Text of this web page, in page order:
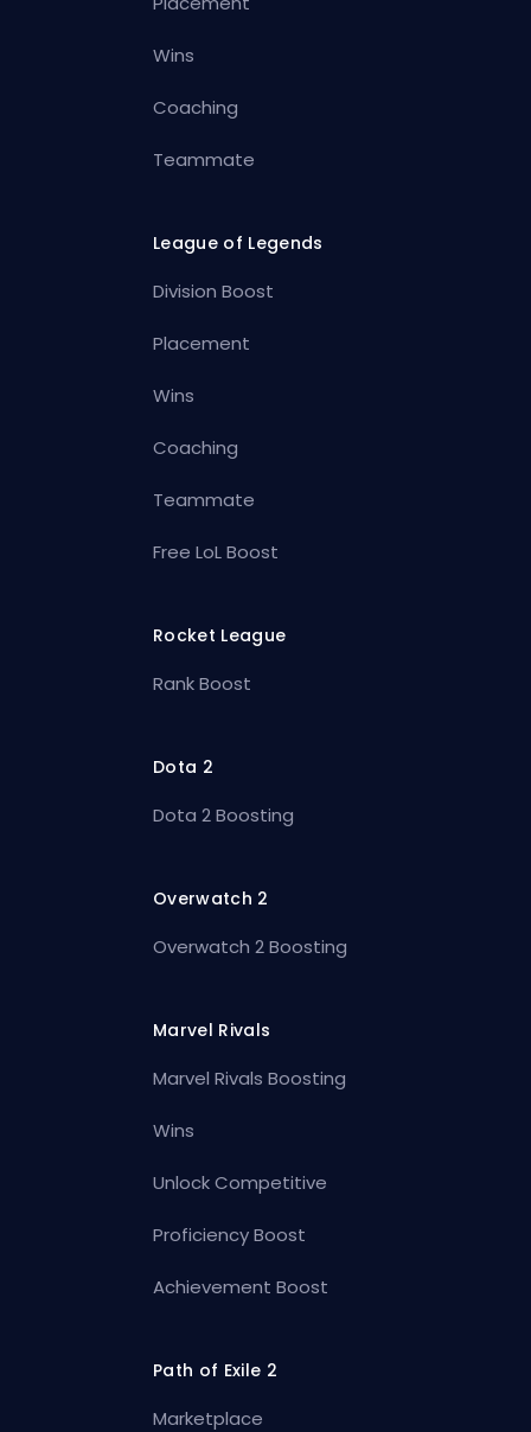
Wins
Coaching
Teammate
League of Legends
Division Boost
Placement
Wins
Coaching
Teammate
Free LoL Boost
Rocket League
Rank Boost
Dota 2
Dota 2 Boosting
Overwatch 2
Overwatch 2 Boosting
Marvel Rivals
Marvel Rivals Boosting
Wins
Unlock Competitive
Proficiency Boost
Achievement Boost
Path of Exile 2
Marketplace